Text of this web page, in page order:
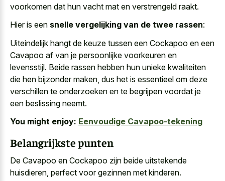
voorkomen dat hun vacht mat en verstrengeld raakt.
Hier is een snelle vergelijking van de twee rassen:
Uiteindelijk hangt de keuze tussen een Cockapoo en een
Cavapoo af van je persoonlijke voorkeuren en
levensstijl. Beide rassen hebben hun unieke kwaliteiten
die hen bijzonder maken , dus het is essentieel om deze
verschillen te onderzoeken en te begrijpen voordat je
een beslissing neemt.
You might enjoy: Eenvoudige Cavapoo-tekening
Belangrijkste punten
De Cavapoo en Cockapoo zijn beide uitstekende
huisdieren, perfect voor gezinnen met kinderen.